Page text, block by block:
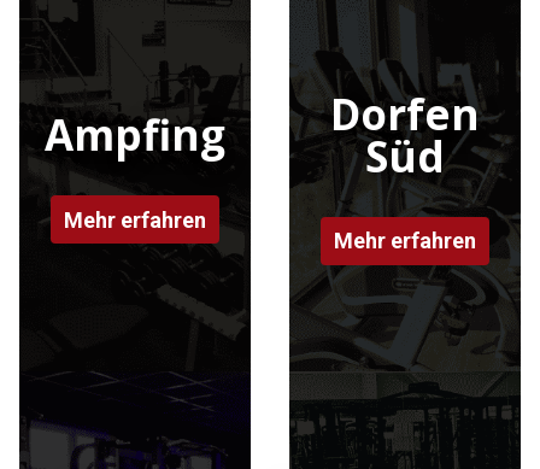
Ampfing
Mehr erfahren
Dorfen
Süd
Mehr erfahren